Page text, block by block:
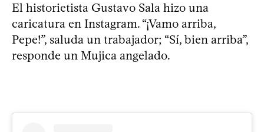
El historietista Gustavo Sala hizo una
caricatura en Instagram. “¡Vamo arriba,
Pepe!”, saluda un trabajador; “Sí, bien arriba”,
responde un Mujica angelado.